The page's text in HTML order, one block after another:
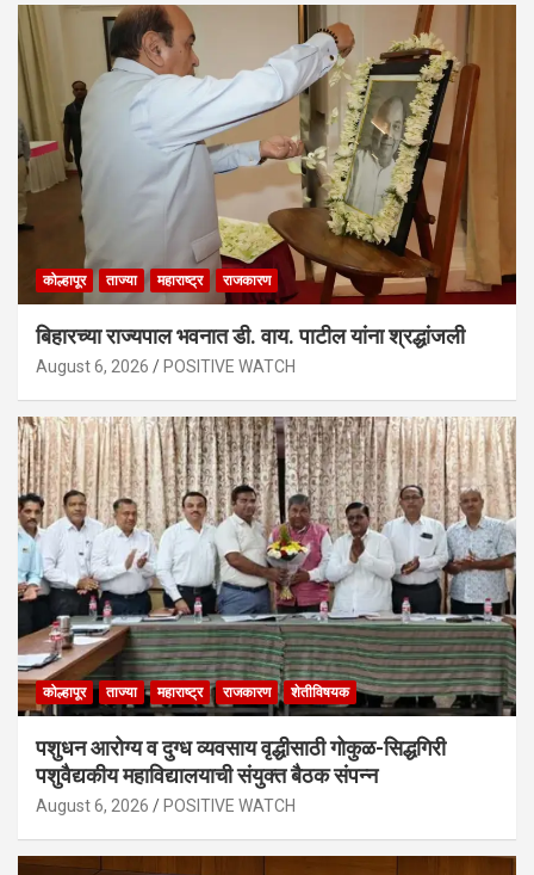
कोल्हापूर ताज्या महाराष्ट्र राजकारण
बिहारच्या राज्यपाल भवनात डी. वाय. पाटील यांना श्रद्धांजली
August 6, 2026 POSITIVE WATCH
कोल्हापूर ताज्या महाराष्ट्र राजकारण शेतीविषयक
पशुधन आरोग्य व दुग्ध व्यवसाय वृद्धीसाठी गोकुळ-सिद्धगिरी
पशुवैद्यकीय महाविद्यालयाची संयुक्त बैठक संपन्न
August 6, 2026 POSITIVE WATCH